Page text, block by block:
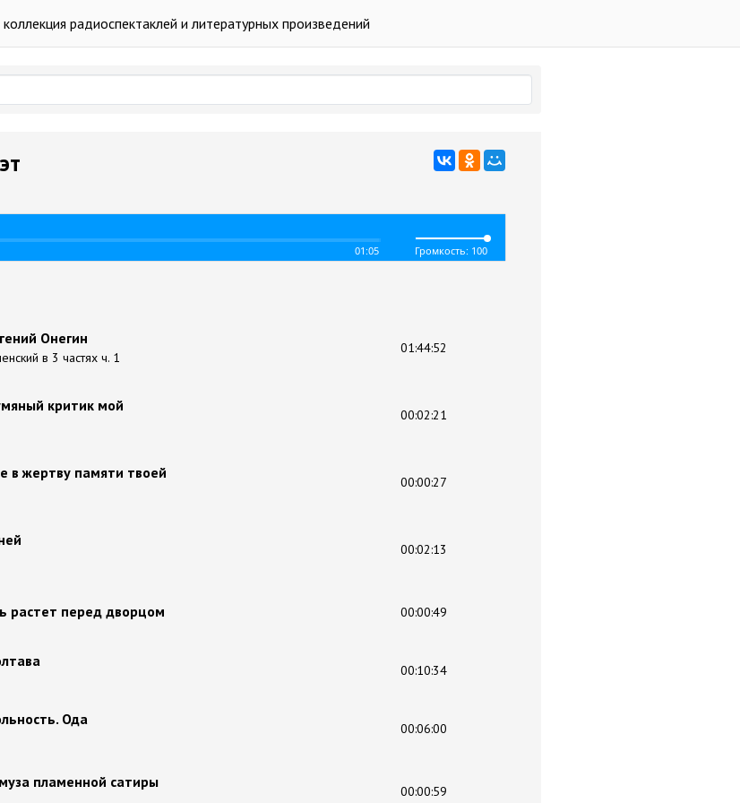
радиоспектаклей и литературных произведений
01:05 Громкость: 100
Онегин
в 3 частях ч. 1
01:44:52
критик мой
00:02:21
в жертву памяти твоей
00:00:27
00:02:13
растет перед дворцом 00:00:49
00:10:34
Ода
00:06:00
пламенной сатиры
00:00:59